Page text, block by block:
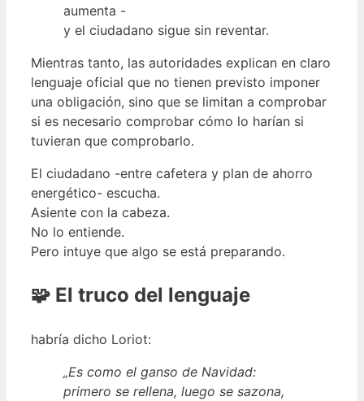
aumenta -
y el ciudadano sigue sin reventar.
Mientras tanto, las autoridades explican en claro
lenguaje oficial que no tienen previsto imponer
una obligación, sino que se limitan a comprobar
si es necesario comprobar cómo lo harían si
tuvieran que comprobarlo.
El ciudadano -entre cafetera y plan de ahorro
energético- escucha.
Asiente con la cabeza.
No lo entiende.
Pero intuye que algo se está preparando.
🧩 El truco del lenguaje
habría dicho Loriot:
„Es como el ganso de Navidad:
primero se rellena, luego se sazona,